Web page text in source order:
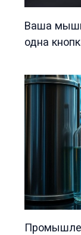
Ваша
одна